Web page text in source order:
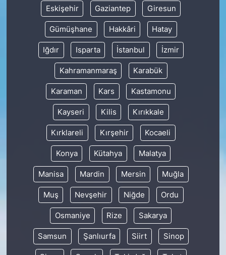
Eskişehir Gaziantep Giresun
Gümüşhane Hakkâri Hatay
Iğdır Isparta İstanbul İzmir
Kahramanmaraş Karabük
Karaman Kars Kastamonu
Kayseri Kilis Kırıkkale
Kırklareli Kırşehir Kocaeli
Konya Kütahya Malatya
Manisa Mardin Mersin Muğla
Muş Nevşehir Niğde Ordu
Osmaniye Rize Sakarya
Samsun Şanlıurfa Siirt Sinop